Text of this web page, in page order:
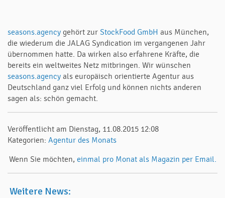
seasons.agency gehört zur StockFood GmbH aus München,
die wiederum die JALAG Syndication im vergangenen Jahr
übernommen hatte. Da wirken also erfahrene Kräfte, die
bereits ein weltweites Netz mitbringen. Wir wünschen
seasons.agency als europäisch orientierte Agentur aus
Deutschland ganz viel Erfolg und können nichts anderen
sagen als: schön gemacht.
Veröffentlicht am Dienstag, 11.08.2015 12:08
Kategorien: Agentur des Monats
Wenn Sie möchten, einmal pro Monat als Magazin per Email.
Weitere News: